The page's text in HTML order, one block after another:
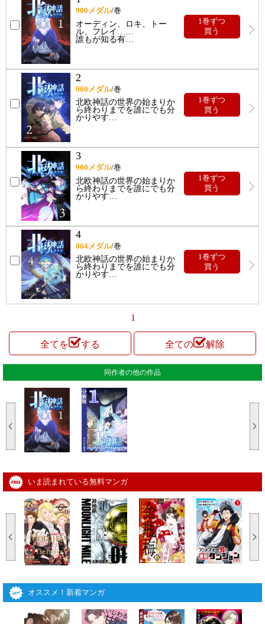
900メダル/巻
オーディン、ロキ、トー
ル、フレイ……
誰もが知る有…
1巻ずつ
買う
2
900メダル/巻
北欧神話の世界の始まりか
ら終わりまでを誰にでも分
かりやす…
1巻ずつ
買う
3
900メダル/巻
北欧神話の世界の始まりか
ら終わりまでを誰にでも分
かりやす
1巻ずつ
買う
4
864メダル/巻
北欧神話の世界の始まりか
ら終わりまでを誰にでも分
かりやす…
1巻ずつ
買う
1
全てを する 全ての 解除
同作者の他の作品
いま読まれている無料マンガ
オススメ！新着マンガ